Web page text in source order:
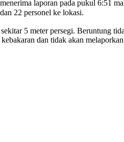
laporan pada pukul 6:51
22 personel ke lokasi.
5 meter persegi. Beruntung
dan tidak akan